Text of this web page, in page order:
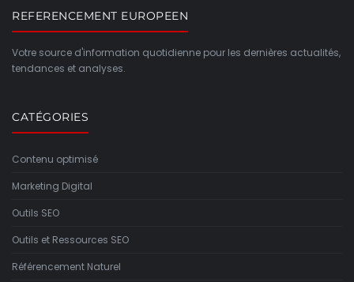
REFERENCEMENT EUROPEEN
Votre source d'information quotidienne pour les dernières actualités,
tendances et analyses.
CATÉGORIES
Contenu optimisé
Marketing Digital
Outils SEO
Outils et Ressources SEO
Référencement Naturel